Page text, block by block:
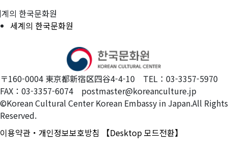
의 한국문화원
세계의 한국문화원
〒160-0004 東京都新宿区四谷4-4-10 TEL：03-3357-5970
FAX：03-3357-6074 postmaster@koreanculture.jp
©Korean Cultural Center Korean Embassy in Japan.All Rights
Reserved.
이용약관・개인정보보호방침
【Desktop 모드전환】